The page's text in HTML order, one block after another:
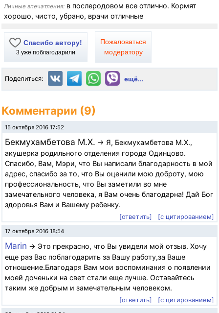
Личные впечатления: в послеродовом все отлично. Кормят
хорошо, чисто, убрано, врачи отличные
Спасибо автору!
3 уже поблагодарили
Пожаловаться
модератору
Поделиться: ещё...
Комментарии (9)
15 октября 2016 17:52
Бекмухамбетова М.Х. → Я, Бекмухамбетова М.Х.,
акушерка родильного отделения города Одинцово.
Спасибо, Вам, Мэри, что Вы написали благодарность в мой
адрес, спасибо за то, что Вы оценили мою доброту, мою
профессиональность, что Вы заметили во мне
замечательного человека, я Вам очень благодарна! Дай Бог
здоровья Вам и Вашему ребенку.
[ответить] [с цитированием]
17 октября 2016 18:54
Marin → Это прекрасно, что Вы увидели мой отзыв. Хочу
еще раз Вас поблагодарить за Вашу работу,за Ваше
отношение.Благодаря Вам мои воспоминания о появлении
моей доченьки на свет стали еще лучше. Оставайтесь
таким же добрым и замечательным человеком.
[ответить] [с цитированием]